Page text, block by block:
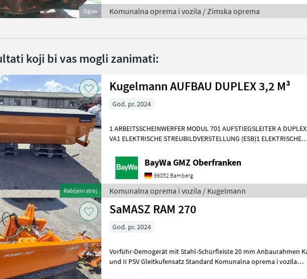
Oglas Komunalna oprema i vozila / Zimska oprema
koji bi vas mogli zanimati:
Rabljeni stroj
Kugelmann AUFBAU DUPLEX 3,2 M³
God. pr. 2024
1 ARBEITSSCHEINWERFER MODUL 701 AUFSTIEGSLEITER A DUPLEX
VA1 ELEKTRISCHE STREUBILDVERSTELLUNG (ESB)1 ELEKTRISCHE
BayWa GMZ Oberfranken
96052 Bamberg
Komunalna oprema i vozila / Kugelmann
SaMASZ RAM 270
God. pr. 2024
Vorführ-Demogerät mit Stahl-Schürfleiste 20 mm Anbaurahmen Kat. I
und II PSV Gleitkufensatz Standard Komunalna oprema i vozila